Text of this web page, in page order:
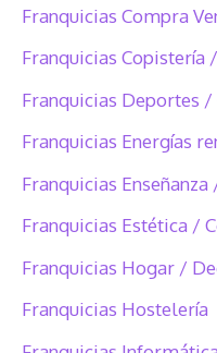
Franquicias Compra
Franquicias
Franquicias Deportes
Franquicias Energías
Franquicias
Franquicias Estética /
Franquicias Hogar /
Franquicias Hostelería